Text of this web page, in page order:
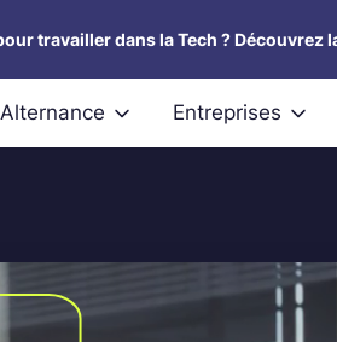
travailler dans la Tech ? Découvrez
Alternance Entreprises